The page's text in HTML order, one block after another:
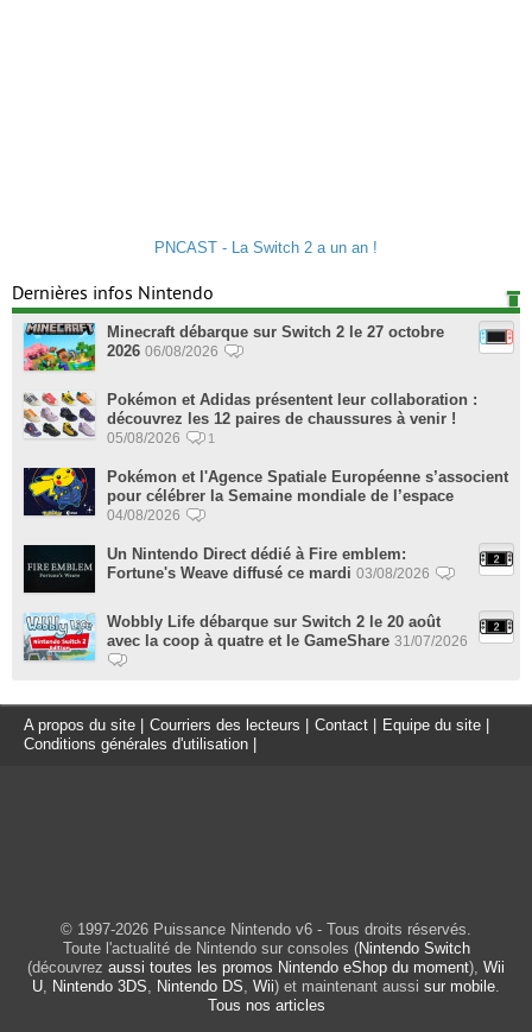
PNCAST - La Switch 2 a un an !
Dernières infos Nintendo
Minecraft débarque sur Switch 2 le 27 octobre
2026 06/08/2026
Pokémon et Adidas présentent leur collaboration :
découvrez les 12 paires de chaussures à venir !
05/08/2026 1
Pokémon et l'Agence Spatiale Européenne s’associent
pour célébrer la Semaine mondiale de l’espace
04/08/2026
Un Nintendo Direct dédié à Fire emblem:
Fortune's Weave diffusé ce mardi 03/08/2026
Wobbly Life débarque sur Switch 2 le 20 août
avec la coop à quatre et le GameShare 31/07/2026
A propos du site Courriers des lecteurs Contact Equipe du site
Conditions générales d'utilisation
© 1997-2026 Puissance Nintendo v6 - Tous droits réservés.
Toute l'actualité de Nintendo sur consoles (Nintendo Switch
(découvrez aussi toutes les promos Nintendo eShop du moment), Wii
U, Nintendo 3DS, Nintendo DS, Wii) et maintenant aussi sur mobile.
Tous nos articles